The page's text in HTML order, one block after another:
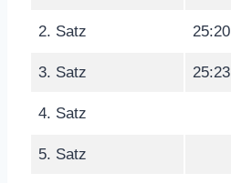
2. Satz 25:20
3. Satz 25:23
4. Satz
5. Satz